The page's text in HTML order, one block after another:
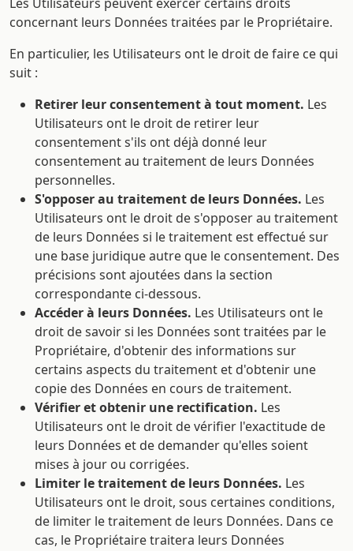
concernant leurs Données traitées par le Propriétaire.
En particulier, les Utilisateurs ont le droit de faire ce qui
suit :
Retirer leur consentement à tout moment. Les
Utilisateurs ont le droit de retirer leur
consentement s'ils ont déjà donné leur
consentement au traitement de leurs Données
personnelles.
S'opposer au traitement de leurs Données. Les
Utilisateurs ont le droit de s'opposer au traitement
de leurs Données si le traitement est effectué sur
une base juridique autre que le consentement. Des
précisions sont ajoutées dans la section
correspondante ci-dessous.
Accéder à leurs Données. Les Utilisateurs ont le
droit de savoir si les Données sont traitées par le
Propriétaire, d'obtenir des informations sur
certains aspects du traitement et d'obtenir une
copie des Données en cours de traitement.
Vérifier et obtenir une rectification. Les
Utilisateurs ont le droit de vérifier l'exactitude de
leurs Données et de demander qu'elles soient
mises à jour ou corrigées.
Limiter le traitement de leurs Données. Les
Utilisateurs ont le droit, sous certaines conditions,
de limiter le traitement de leurs Données. Dans ce
cas, le Propriétaire traitera leurs Données